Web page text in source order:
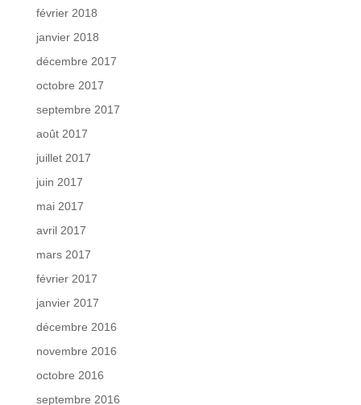
février 2018
janvier 2018
décembre 2017
octobre 2017
septembre 2017
août 2017
juillet 2017
juin 2017
mai 2017
avril 2017
mars 2017
février 2017
janvier 2017
décembre 2016
novembre 2016
octobre 2016
septembre 2016